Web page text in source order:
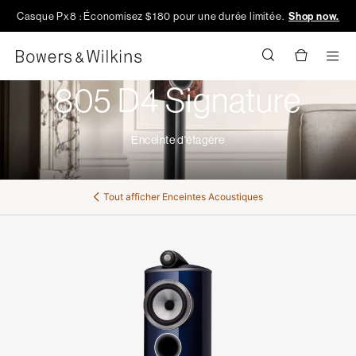
Casque Px8 : Économisez $180 pour une durée limitée. Shop now.
805 D4 Signature
Enceinte d'étagère
Tout afficher Enceintes Acoustiques